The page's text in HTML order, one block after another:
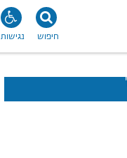
נגישות חיפוש